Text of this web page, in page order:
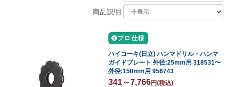
商品説明
プロ仕様
ハイコーキ(日立) ハンマドリル・ハンマ
ガイドプレート 外径:25mm用 318531〜
外径:150mm用 956743
341～7,766円(税込)